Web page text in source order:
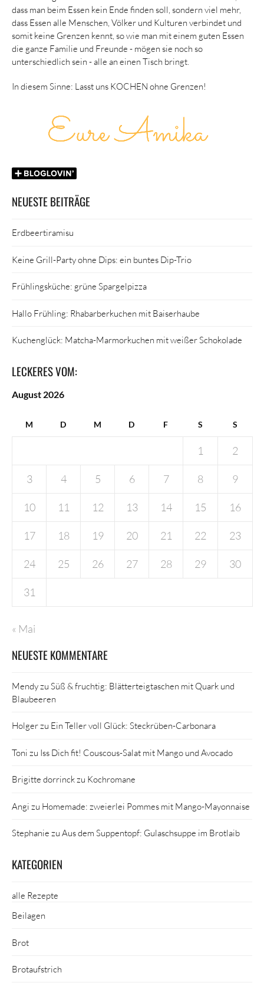
dass man beim Essen kein Ende finden soll, sondern viel mehr,
dass Essen alle Menschen, Völker und Kulturen verbindet und
somit keine Grenzen kennt, so wie man mit einem guten Essen
die ganze Familie und Freunde - mögen sie noch so
unterschiedlich sein - alle an einen Tisch bringt.
In diesem Sinne: Lasst uns KOCHEN ohne Grenzen!
NEUESTE BEITRÄGE
Erdbeertiramisu
Keine Grill-Party ohne Dips: ein buntes Dip-Trio
Frühlingsküche: grüne Spargelpizza
Hallo Frühling: Rhabarberkuchen mit Baiserhaube
Kuchenglück: Matcha-Marmorkuchen mit weißer Schokolade
LECKERES VOM:
August 2026
M D M D F S S
1 2
3 4 5 6 7 8 9
10 11 12 13 14 15 16
17 18 19 20 21 22 23
24 25 26 27 28 29 30
31
« Mai
NEUESTE KOMMENTARE
Mendyzu Süß & fruchtig: Blätterteigtaschen mit Quark und
Blaubeeren
Holgerzu Ein Teller voll Glück: Steckrüben-Carbonara
Toni zu Iss Dich fit! Couscous-Salat mit Mango und Avocado
Brigitte dorrinckzu Kochromane
Angi zu Homemade: zweierlei Pommes mit Mango-Mayonnaise
Stephanie zu Aus dem Suppentopf: Gulaschsuppe im Brotlaib
KATEGORIEN
alle Rezepte
Beilagen
Brot
Brotaufstrich